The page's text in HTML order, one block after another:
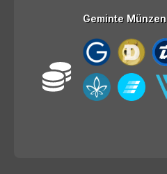
Geminte Münzen